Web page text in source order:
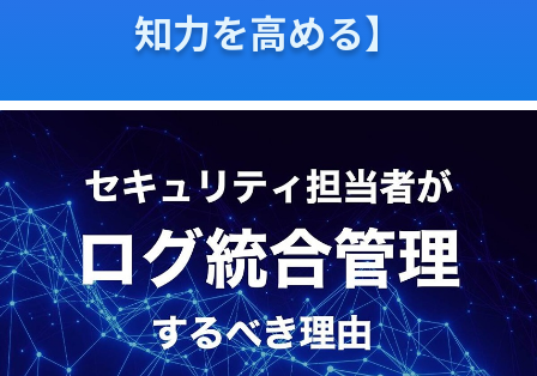
知力を高める】